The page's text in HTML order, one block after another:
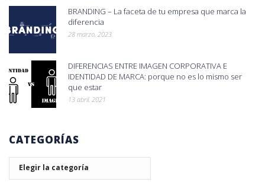
BRANDING – La faceta de tu empresa que marca la
diferencia
28 marzo, 2023
DIFERENCIAS ENTRE IMAGEN CORPORATIVA E
IDENTIDAD DE MARCA: porque no es lo mismo ser
que estar
13 abril, 2021
CATEGORÍAS
Categorías